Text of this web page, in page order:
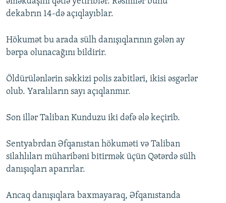
dekabrın 14-də açıqlayıblar.
Hökumət bu arada sülh danışıqlarının gələn ay
bərpa olunacağını bildirir.
Öldürülənlərin səkkizi polis zabitləri, ikisi əsgərlər
olub. Yaralıların sayı açıqlanmır.
Son illər Taliban Kunduzu iki dəfə ələ keçirib.
Sentyabrdan Əfqanıstan hökuməti və Taliban
silahlıları müharibəni bitirmək üçün Qətərdə sülh
danışıqları aparırlar.
Ancaq danışıqlara baxmayaraq, Əfqanıstanda